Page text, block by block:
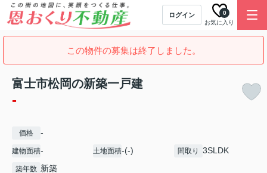
ログイン
お気に入り
0
この物件の募集は終了しました。
富士市松岡の新築一戸建
-
価格 -
建物面積- 土地面積-(-) 間取り 3SLDK
築年数 新築